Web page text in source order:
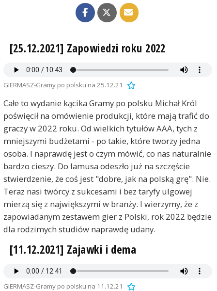
[25.12.2021] Zapowiedzi roku 2022
GIERMASZ-Gramy po polsku na 25.12.21
Całe to wydanie kącika Gramy po polsku Michał Król
poświęcił na omówienie produkcji, które mają trafić do
graczy w 2022 roku. Od wielkich tytułów AAA, tych z
mniejszymi budżetami - po takie, które tworzy jedna
osoba. I naprawdę jest o czym mówić, co nas naturalnie
bardzo cieszy. Do lamusa odeszło już na szczęście
stwierdzenie, że coś jest "dobre, jak na polską grę". Nie.
Teraz nasi twórcy z sukcesami i bez taryfy ulgowej
mierzą się z największymi w branży. I wierzymy, że z
zapowiadanym zestawem gier z Polski, rok 2022 będzie
dla rodzimych studiów naprawdę udany.
[11.12.2021] Zajawki i dema
GIERMASZ-Gramy po polsku na 11.12.21